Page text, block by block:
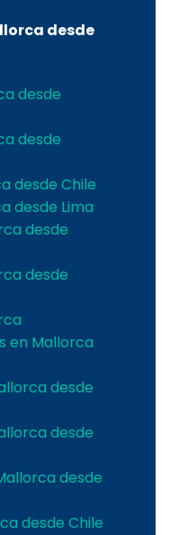
desde
desde
desde
desde Chile
desde Lima
desde
desde
en Mallorca
desde
desde
desde
desde Chile